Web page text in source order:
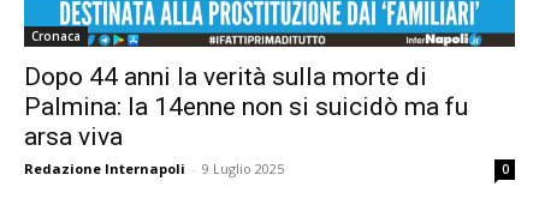
Cronaca
Dopo 44 anni la verità sulla morte di
Palmina: la 14enne non si suicidò ma fu
arsa viva
Redazione Internapoli - 9 Luglio 2025 0